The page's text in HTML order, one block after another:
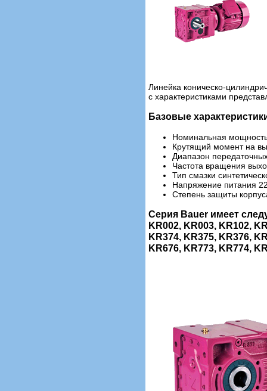
Линейка коническо-
с характеристиками
Базовые
Номинальная мощность
Крутящий момент на
Диапазон
Частота вращения
Тип смазки
Напряжение питания
Степень защиты
Серия Bauer имеет
KR002, KR003, KR102,
KR374, KR375, KR376,
KR676, KR773, KR774,